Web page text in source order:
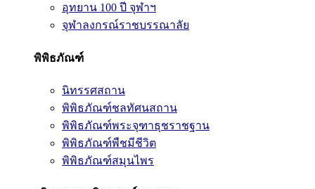
อุทยาน 100 ปี จุฬาฯ
จุฬาลงกรณ์ราชบรรณาลัย
พิพิธภัณฑ์
นิทรรศสถาน
พิพิธภัณฑ์ชลทัศนสถาน
พิพิธภัณฑ์พระจุฑาธุชราชฐาน
พิพิธภัณฑ์พืชมีชีวิต
พิพิธภัณฑ์สมุนไพร